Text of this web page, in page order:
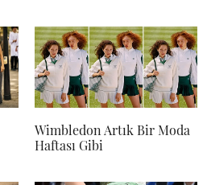
Wimbledon Artık Bir Moda
Haftası Gibi